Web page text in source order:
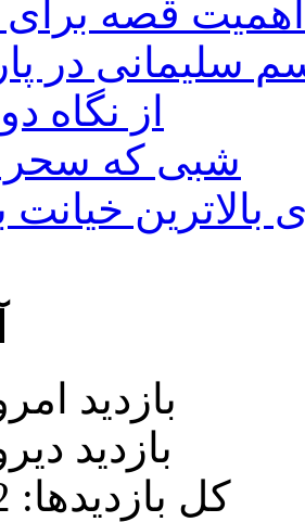
سلیمانی در
از نگاه
شبی که
خیانت
بازدید امروز:
بازدید دیروز:
کل بازدیدها: 4166782